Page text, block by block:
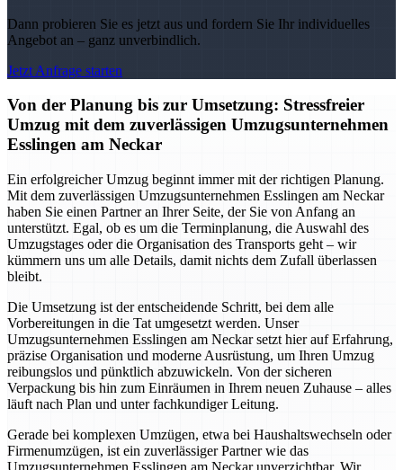
Dann probieren Sie es jetzt aus und fordern Sie Ihr individuelles
Angebot an – ganz unverbindlich.
Jetzt Anfrage starten
Von der Planung bis zur Umsetzung: Stressfreier
Umzug mit dem zuverlässigen Umzugsunternehmen
Esslingen am Neckar
Ein erfolgreicher Umzug beginnt immer mit der richtigen Planung.
Mit dem zuverlässigen Umzugsunternehmen Esslingen am Neckar
haben Sie einen Partner an Ihrer Seite, der Sie von Anfang an
unterstützt. Egal, ob es um die Terminplanung, die Auswahl des
Umzugstages oder die Organisation des Transports geht – wir
kümmern uns um alle Details, damit nichts dem Zufall überlassen
bleibt.
Die Umsetzung ist der entscheidende Schritt, bei dem alle
Vorbereitungen in die Tat umgesetzt werden. Unser
Umzugsunternehmen Esslingen am Neckar setzt hier auf Erfahrung,
präzise Organisation und moderne Ausrüstung, um Ihren Umzug
reibungslos und pünktlich abzuwickeln. Von der sicheren
Verpackung bis hin zum Einräumen in Ihrem neuen Zuhause – alles
läuft nach Plan und unter fachkundiger Leitung.
Gerade bei komplexen Umzügen, etwa bei Haushaltswechseln oder
Firmenumzügen, ist ein zuverlässiger Partner wie das
Umzugsunternehmen Esslingen am Neckar unverzichtbar. Wir